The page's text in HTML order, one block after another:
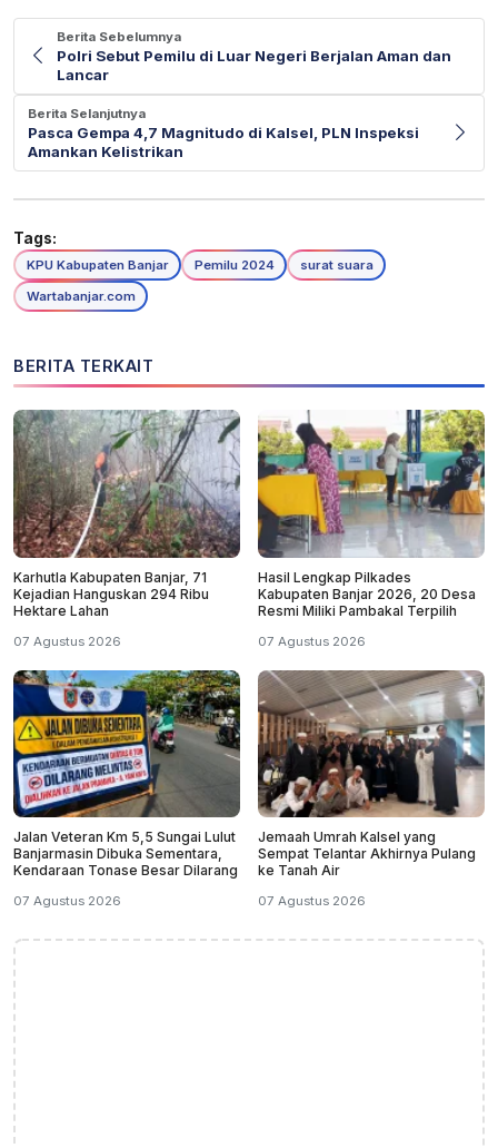
Berita Sebelumnya
Polri Sebut Pemilu di Luar Negeri Berjalan Aman dan
Lancar
Berita Selanjutnya
Pasca Gempa 4,7 Magnitudo di Kalsel, PLN Inspeksi
Amankan Kelistrikan
Tags:
KPU Kabupaten Banjar Pemilu 2024
surat suara
Wartabanjar.com
BERITA TERKAIT
Karhutla Kabupaten Banjar, 71
Kejadian Hanguskan 294 Ribu
Hektare Lahan
07 Agustus 2026
Hasil Lengkap Pilkades
Kabupaten Banjar 2026, 20 Desa
Resmi Miliki Pambakal Terpilih
07 Agustus 2026
Jalan Veteran Km 5,5 Sungai Lulut
Banjarmasin Dibuka Sementara,
Kendaraan Tonase Besar Dilarang
07 Agustus 2026
Jemaah Umrah Kalsel yang
Sempat Telantar Akhirnya Pulang
ke Tanah Air
07 Agustus 2026